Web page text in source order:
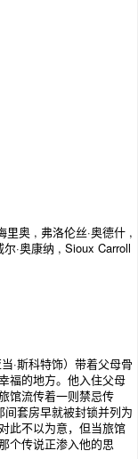
里奥 , 弗洛伦丝·奥德什 ,
·奥康纳 , Sioux Carroll
·斯科特饰）带着父母骨
福的地方。他入住父母
馆流传着一则禁忌传
间套房早就被封锁并列为
此不以为意，但当旅馆
个传说正渗入他的思